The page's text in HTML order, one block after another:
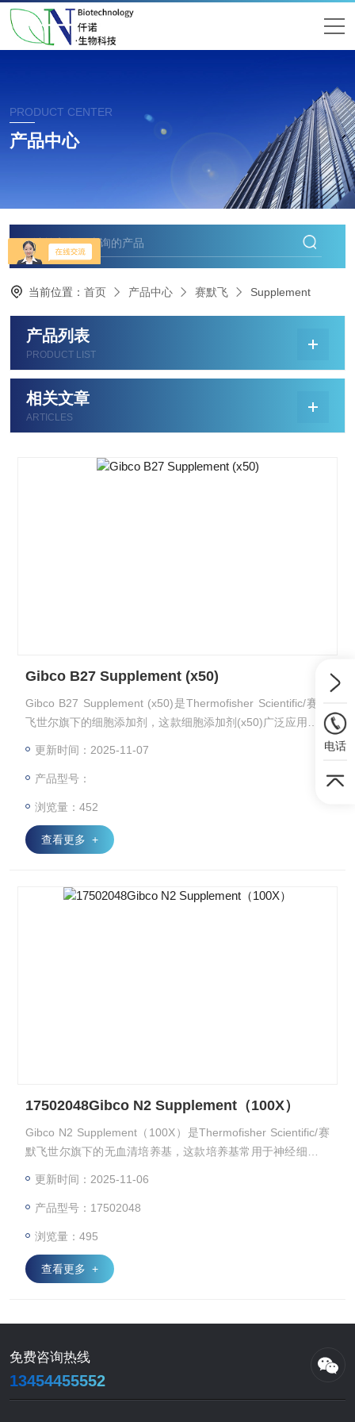
PRODUCT CENTER
产品中心
当前位置： 首页 产品中心 赛默飞 Supplement
产品列表
PRODUCT LIST
相关文章
ARTICLES
Gibco B27 Supplement (x50)
Gibco B27 Supplement (x50)是Thermofisher Scientific/赛默
飞世尔旗下的细胞添加剂，这款细胞添加剂(x50)广泛应用于细
胞培养领域，通过独特配方为神经元细胞和干细胞提供必要支
取最新采购买批发价格。
更新时间：2025-11-07
产品型号：
浏览量：452
查看更多 +
17502048Gibco N2 Supplement（100X）
Gibco N2 Supplement（100X）是Thermofisher Scientific/赛
默飞世尔旗下的无血清培养基，这款培养基常用于神经细胞培
更新时间：2025-11-06
产品型号：17502048
浏览量：495
查看更多 +
免费咨询热线
13454455552
电话